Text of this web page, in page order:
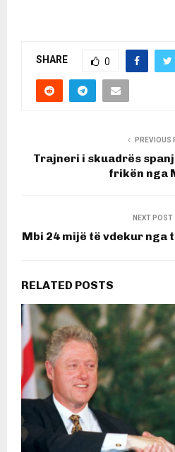
SHARE 0
PREVIOUS
Trajneri i skuadrës
frikën nga
NEXT POST
Mbi 24 mijë të vdekur nga
RELATED POSTS